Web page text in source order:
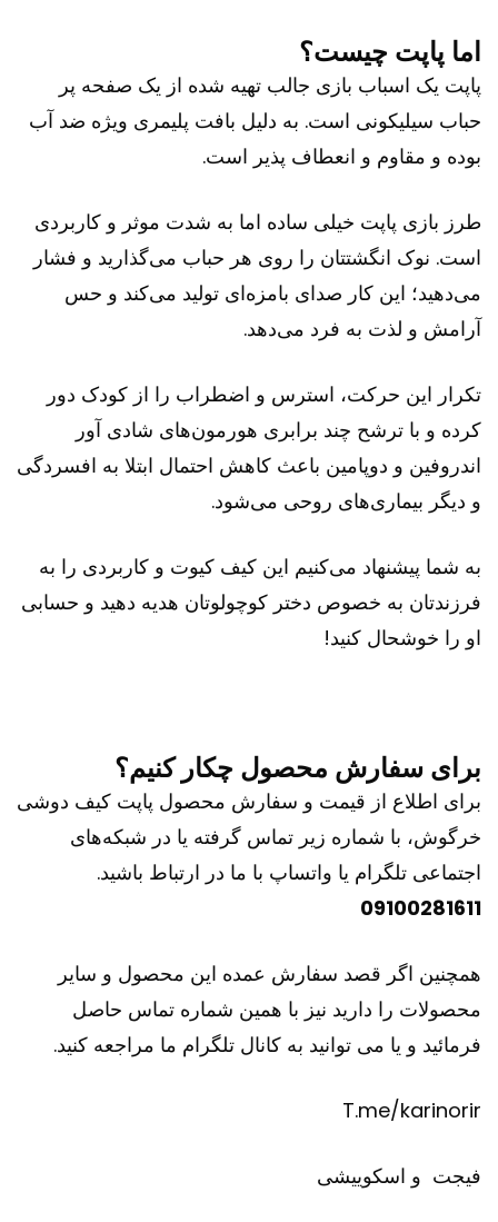
اما پاپت چیست؟
پاپت یک اسباب بازی جالب تهیه شده از یک صفحه پر
حباب سیلیکونی است. به دلیل بافت پلیمری ویژه ضد آب
بوده و مقاوم و انعطاف پذیر است.
طرز بازی پاپت خیلی ساده اما به شدت موثر و کاربردی
است. نوک انگشتتان را روی هر حباب می‌گذارید و فشار
می‌دهید؛ این کار صدای بامزه‌ای تولید می‌کند و حس
آرامش و لذت به فرد می‌دهد.
تکرار این حرکت، استرس و اضطراب را از کودک دور
کرده و با ترشح چند برابری هورمون‌های شادی آور
اندروفین و دوپامین باعث کاهش احتمال ابتلا به افسردگی
و دیگر بیماری‌های روحی می‌شود.
به شما پیشنهاد می‌کنیم این کیف کیوت و کاربردی را به
فرزندتان به خصوص دختر کوچولوتان هدیه دهید و حسابی
او را خوشحال کنید!
برای سفارش محصول چکار کنیم؟
برای اطلاع از قیمت و سفارش محصول پاپت کیف دوشی
خرگوش، با شماره زیر تماس گرفته یا در شبکه‌های
اجتماعی تلگرام یا واتساپ با ما در ارتباط باشید.
09100281611
همچنین اگر قصد سفارش عمده این محصول و سایر
محصولات را دارید نیز با همین شماره تماس حاصل
فرمائید و یا می توانید به کانال تلگرام ما مراجعه کنید.
T.me/karinorir
فیجت و اسکوییشی